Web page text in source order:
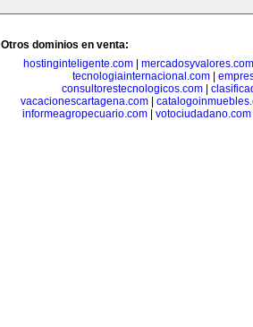
Otros dominios en venta:
hostinginteligente.com
mercadosyvalores.com
tecnologiainternacional.com|
consultorestecnologicos.com
vacacionescartagena.com
informeagropecuario.com| votociudadano.com